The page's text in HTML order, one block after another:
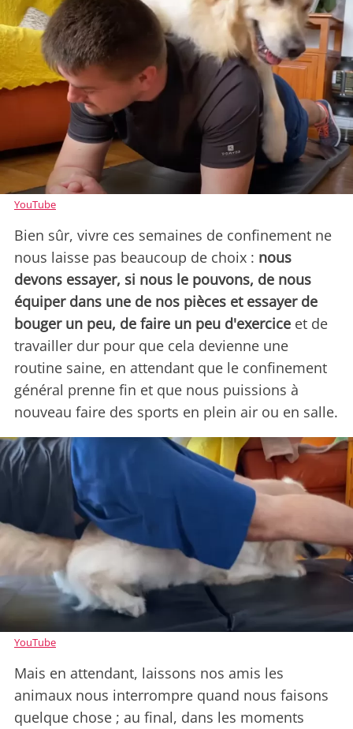
YouTube
Bien sûr, vivre ces semaines de confinement ne
nous laisse pas beaucoup de choix : nous
devons essayer, si nous le pouvons, de nous
équiper dans une de nos pièces et essayer de
bouger un peu, de faire un peu d'exercice et de
travailler dur pour que cela devienne une
routine saine, en attendant que le confinement
général prenne fin et que nous puissions à
nouveau faire des sports en plein air ou en salle.
YouTube
Mais en attendant, laissons nos amis les
animaux nous interrompre quand nous faisons
quelque chose ; au final, dans les moments